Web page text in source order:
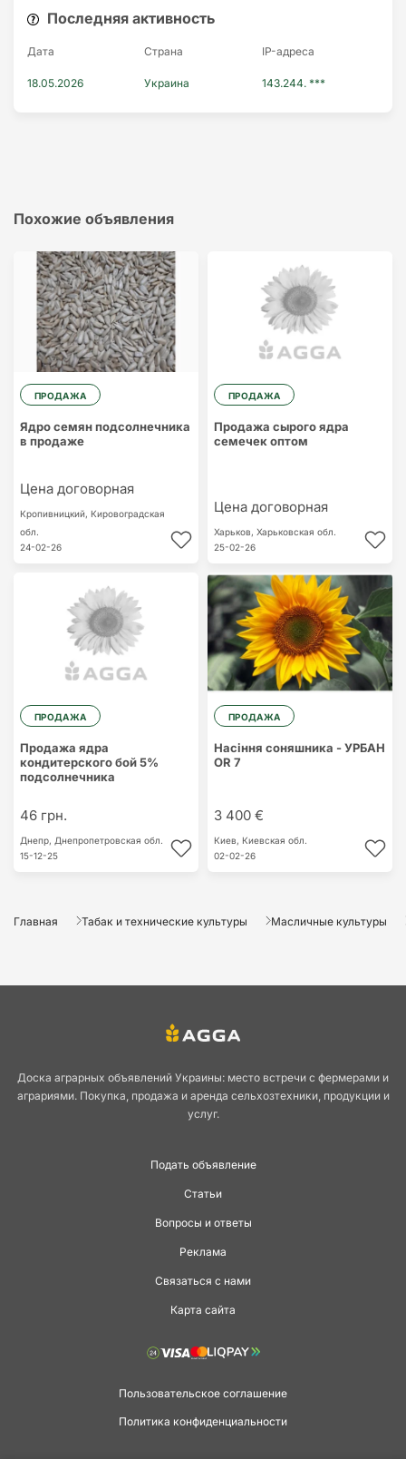
Последняя активность
Дата Страна IP-адресa
18.05.2026 Украина 143.244. ***
Похожие объявления
ПРОДАЖА
Ядро семян подсолнечника
в продаже
Цена договорная
Кропивницкий, Кировоградская
обл.
24-02-26
ПРОДАЖА
Продажа сырого ядра
семечек оптом
Цена договорная
Харьков, Харьковская обл.
25-02-26
ПРОДАЖА
Продажа ядра
кондитерского бой 5%
подсолнечника
46 грн.
Днепр, Днепропетровская обл.
15-12-25
ПРОДАЖА
Насіння соняшника - УРБАН
ОR 7
3 400 €
Киев, Киевская обл.
02-02-26
Главная Табак и технические культуры Масличные культуры
Доска аграрных объявлений Украины: место встречи с фермерами и
аграриями. Покупка, продажа и аренда сельхозтехники, продукции и
услуг.
Подать объявление
Статьи
Вопросы и ответы
Реклама
Связаться с нами
Карта сайта
Пользовательское соглашение
Политика конфиденциальности